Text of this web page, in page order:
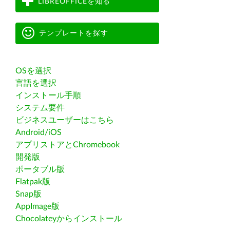
テンプレートを探す
OSを選択
言語を選択
インストール手順
システム要件
ビジネスユーザーはこちら
Android/iOS
アプリストアとChromebook
開発版
ポータブル版
Flatpak版
Snap版
AppImage版
Chocolateyからインストール